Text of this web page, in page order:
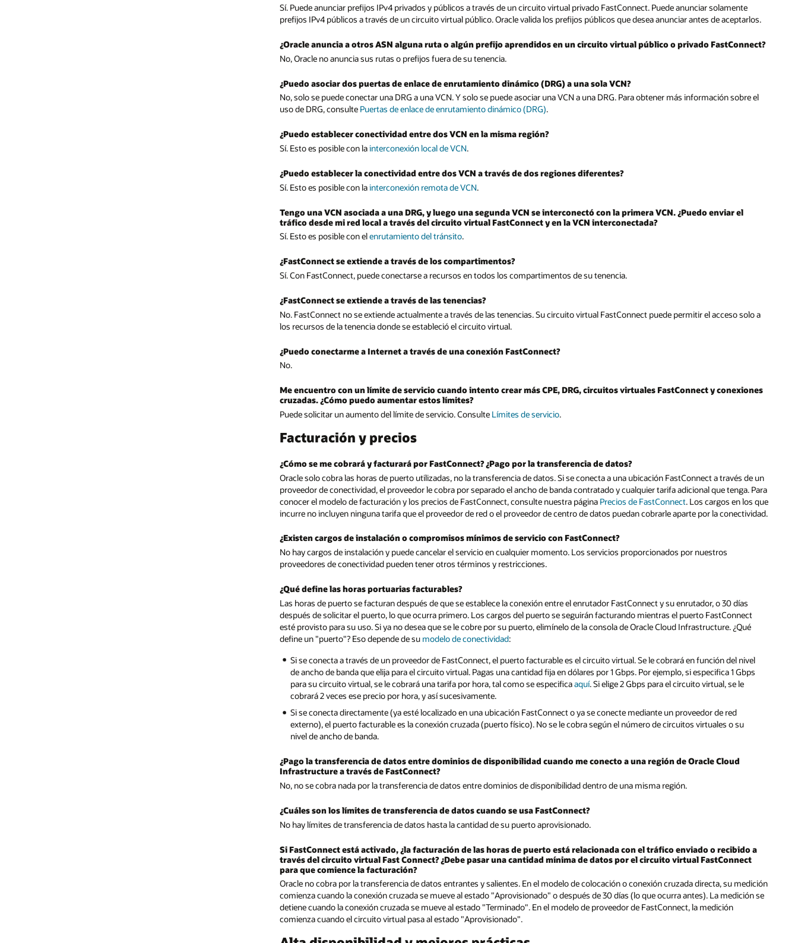
Sí. Puede anunciar prefijos IPv4 privados y públicos a través de un circuito virtual privado FastConnect. Puede anunciar solamente
prefijos IPv4 públicos a través de un circuito virtual público. Oracle valida los prefijos públicos que desea anunciar antes de aceptarlos.
¿Oracle anuncia a otros ASN alguna ruta o algún prefijo aprendidos en un circuito virtual público o privado FastConnect?
No, Oracle no anuncia sus rutas o prefijos fuera de su tenencia.
¿Puedo asociar dos puertas de enlace de enrutamiento dinámico (DRG) a una sola VCN?
No, solo se puede conectar una DRG a una VCN. Y solo se puede asociar una VCN a una DRG. Para obtener más información sobre el
uso de DRG, consulte Puertas de enlace de enrutamiento dinámico (DRG).
¿Puedo establecer conectividad entre dos VCN en la misma región?
Sí. Esto es posible con lainterconexión local de VCN.
¿Puedo establecer la conectividad entre dos VCN a través de dos regiones diferentes?
Sí. Esto es posible con lainterconexión remota de VCN.
Tengo una VCN asociada a una DRG, y luego una segunda VCN se interconectó con la primera VCN. ¿Puedo enviar el
tráfico desde mi red local a través del circuito virtual FastConnect y en la VCN interconectada?
Sí. Esto es posible con elenrutamiento del tránsito.
¿FastConnect se extiende a través de los compartimentos?
Sí. Con FastConnect, puede conectarse a recursos en todos los compartimentos de su tenencia.
¿FastConnect se extiende a través de las tenencias?
No. FastConnect no se extiende actualmente a través de las tenencias. Su circuito virtual FastConnect puede permitir el acceso solo a
los recursos de la tenencia donde se estableció el circuito virtual.
¿Puedo conectarme a Internet a través de una conexión FastConnect?
No.
Me encuentro con un límite de servicio cuando intento crear más CPE, DRG, circuitos virtuales FastConnect y conexiones
cruzadas. ¿Cómo puedo aumentar estos límites?
Puede solicitar un aumento del límite de servicio. Consulte Límites de servicio.
Facturación y precios
¿Cómo se me cobrará y facturará por FastConnect? ¿Pago por la transferencia de datos?
Oracle solo cobra las horas de puerto utilizadas, no la transferencia de datos. Si se conecta a una ubicación FastConnect a través de un
proveedor de conectividad, el proveedor le cobra por separado el ancho de banda contratado y cualquier tarifa adicional que tenga. Para
conocer el modelo de facturación y los precios de FastConnect, consulte nuestra página Precios de FastConnect. Los cargos en los que
incurre no incluyen ninguna tarifa que el proveedor de red o el proveedor de centro de datos puedan cobrarle aparte por la conectividad.
¿Existen cargos de instalación o compromisos mínimos de servicio con FastConnect?
No hay cargos de instalación y puede cancelar el servicio en cualquier momento. Los servicios proporcionados por nuestros
proveedores de conectividad pueden tener otros términos y restricciones.
¿Qué define las horas portuarias facturables?
Las horas de puerto se facturan después de que se establece la conexión entre el enrutador FastConnect y su enrutador, o 30 días
después de solicitar el puerto, lo que ocurra primero. Los cargos del puerto se seguirán facturando mientras el puerto FastConnect
esté provisto para su uso. Si ya no desea que se le cobre por su puerto, elimínelo de la consola de Oracle Cloud Infrastructure. ¿Qué
define un "puerto"? Eso depende de su modelo de conectividad:
Si se conecta a través de un proveedor de FastConnect, el puerto facturable es el circuito virtual. Se le cobrará en función del nivel
de ancho de banda que elija para el circuito virtual. Pagas una cantidad fija en dólares por 1 Gbps. Por ejemplo, si especifica 1 Gbps
para su circuito virtual, se le cobrará una tarifa por hora, tal como se especificaaquí. Si elige 2 Gbps para el circuito virtual, se le
cobrará 2 veces ese precio por hora, y así sucesivamente.
Si se conecta directamente (ya esté localizado en una ubicación FastConnect o ya se conecte mediante un proveedor de red
externo), el puerto facturable es la conexión cruzada (puerto físico). No se le cobra según el número de circuitos virtuales o su
nivel de ancho de banda.
¿Pago la transferencia de datos entre dominios de disponibilidad cuando me conecto a una región de Oracle Cloud
Infrastructure a través de FastConnect?
No, no se cobra nada por la transferencia de datos entre dominios de disponibilidad dentro de una misma región.
¿Cuáles son los límites de transferencia de datos cuando se usa FastConnect?
No hay límites de transferencia de datos hasta la cantidad de su puerto aprovisionado.
Si FastConnect está activado, ¿la facturación de las horas de puerto está relacionada con el tráfico enviado o recibido a
través del circuito virtual Fast Connect? ¿Debe pasar una cantidad mínima de datos por el circuito virtual FastConnect
para que comience la facturación?
Oracle no cobra por la transferencia de datos entrantes y salientes. En el modelo de colocación o conexión cruzada directa, su medición
comienza cuando la conexión cruzada se mueve al estado "Aprovisionado" o después de 30 días (lo que ocurra antes). La medición se
detiene cuando la conexión cruzada se mueve al estado "Terminado". En el modelo de proveedor de FastConnect, la medición
comienza cuando el circuito virtual pasa al estado "Aprovisionado".